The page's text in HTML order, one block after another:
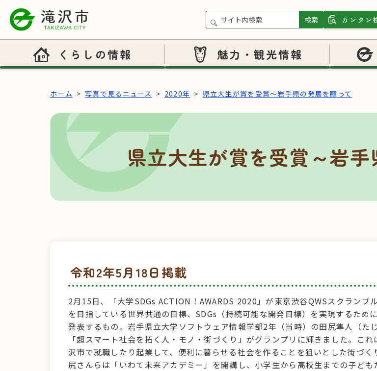
本文へスキップ
検索 カンタン
くらしの情報 魅力・観光情報
ホーム 写真で見るニュース 2020年 県立大生が賞を受賞～岩手県の発展を願って
県立大生が賞を受賞～岩
令和2年5月18日掲載
2月15日、「大学SDGs ACTION！AWARDS 2020」が東京渋谷QWSスクラン
を目指している世界共通の目標、SDGs（持続可能な開発目標）を実現するため
発表するもの。岩手県立大学ソフトウェア情報学部2年（当時）の田尻隼人（た
「超スマート社会を拓く人・モノ・街づくり」がグランプリに輝きました。こ
沢市で就職したり起業して、便利に暮らせる社会を作ることを狙いとした街づ
尻さんらは「いわて未来アカデミー」を開講し、小学生から高校生までの子ど